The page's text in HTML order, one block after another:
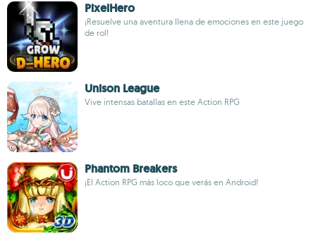
PixelHero
¡Resuelve una aventura llena de emociones en este juego
de rol!
Unison League
Vive intensas batallas en este Action RPG
Phantom Breakers
¡El Action RPG más loco que verás en Android!